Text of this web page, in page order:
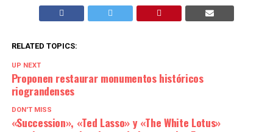
RELATED TOPICS:
UP NEXT
Proponen restaurar monumentos históricos
riograndenses
DON'T MISS
«Succession», «Ted Lasso» y «The White Lotus»